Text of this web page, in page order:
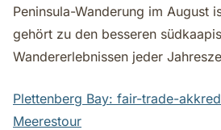
Peninsula-Wanderung im August
gehört zu den besseren
Wandererlebnissen jeder
Plettenberg Bay: fair-trade-
Meerestour